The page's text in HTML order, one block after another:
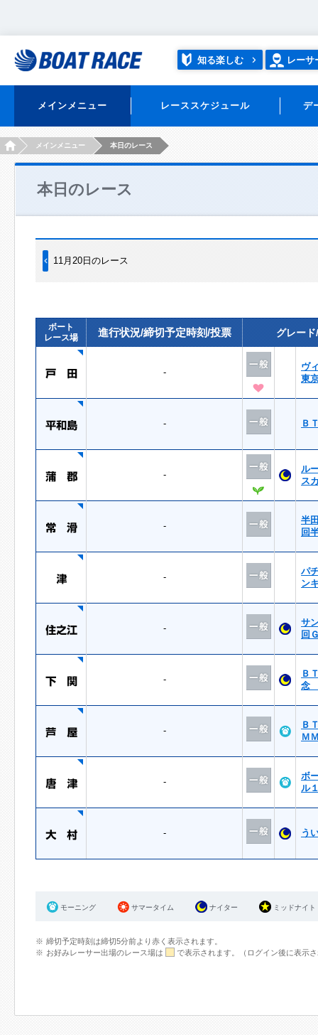
知る楽しむ レーサ
メインメニュー レーススケジュール デ
HOMEメインメニュー 本日のレース
本日のレース
11月20日のレース
ボート
レース場
進行状況/締切予定時刻/投票 グレー
-
ヴ
東
- Ｂ
-
ル
ス
-
半
回
-
パ
ン
-
サ
回
-
Ｂ
念
-
Ｂ
Ｍ
-
ボ
ル
- う
モーニング サマータイム ナイター ミッドナイト
締切予定時刻は締切5分前より赤く表示されます。
お好みレーサー出場のレース場は
で表示されます。（ログイン後に表示